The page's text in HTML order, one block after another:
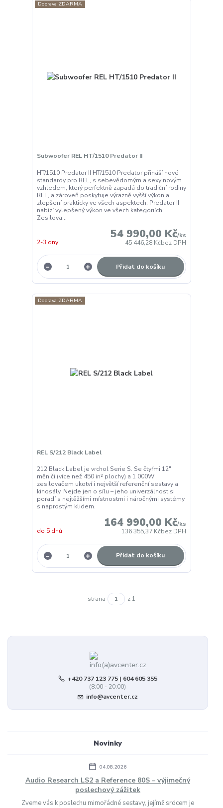
Doprava ZDARMA
Subwoofer REL HT/1510 Predator II
HT/1510 Predator II HT/1510 Predator přináší nové
standardy pro REL, s sebevědomým a sexy novým
vzhledem, který perfektně zapadá do tradiční rodiny
REL, a zároveň poskytuje výrazně vyšší výkon a
zlepšení prakticky ve všech aspektech. Predator II
nabízí vylepšený výkon ve všech kategoriích:
Zesilova...
54 990,00 Kč/ks
45 446,28 Kčbez DPH
2-3 dny
Přidat do košíku
Doprava ZDARMA
REL S/212 Black Label
212 Black Label je vrchol Serie S. Se čtyřmi 12"
měniči (více než 450 in² plochy) a 1 000W
zesilovačem ukotví i největší referenční sestavy a
kinosály. Nejde jen o sílu – jeho univerzálnost si
poradí s nejtěžšími místnostmi i náročnými systémy
s naprostým klidem.
164 990,00 Kč/ks
136 355,37 Kčbez DPH
do 5 dnů
Přidat do košíku
strana z 1
+420 737 123 775 | 604 605 355
(8:00 - 20:00)
info@avcenter.cz
Novinky
04.08.2026
Audio Research LS2 a Reference 80S – výjimečný
poslechový zážitek
Zveme vás k poslechu mimořádné sestavy, jejímž srdcem je